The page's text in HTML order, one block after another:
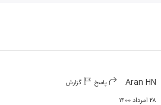
Aran HN پاسخ گزارش
۲۸ امرداد ۱۴۰۰